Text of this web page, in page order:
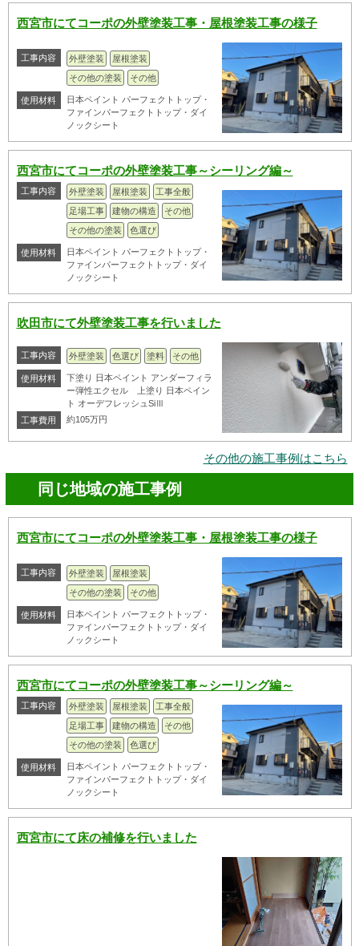
西宮市にてコーポの外壁塗装工事・屋根塗装工事の様子
工事内容 外壁塗装
屋根塗装
その他の塗装
その他
使用材料
日本ペイント パーフェクトトップ・
ファインパーフェクトトップ・ダイ
ノックシート
西宮市にてコーポの外壁塗装工事～シーリング編～
工事内容 外壁塗装 屋根塗装
工事全般
足場工事
建物の構造
その他
その他の塗装
色選び
使用材料
日本ペイント パーフェクトトップ・
ファインパーフェクトトップ・ダイ
ノックシート
吹田市にて外壁塗装工事を行いました
工事内容 外壁塗装 色選び 塗料 その他
使用材料
下塗り 日本ペイント アンダーフィラ
ー弾性エクセル 上塗り 日本ペイン
ト オーデフレッシュSiⅢ
工事費用
約105万円
その他の施工事例はこちら
同じ地域の施工事例
西宮市にてコーポの外壁塗装工事・屋根塗装工事の様子
工事内容 外壁塗装
屋根塗装
その他の塗装
その他
使用材料
日本ペイント パーフェクトトップ・
ファインパーフェクトトップ・ダイ
ノックシート
西宮市にてコーポの外壁塗装工事～シーリング編～
工事内容 外壁塗装 屋根塗装
工事全般
足場工事
建物の構造
その他
その他の塗装
色選び
使用材料
日本ペイント パーフェクトトップ・
ファインパーフェクトトップ・ダイ
ノックシート
西宮市にて床の補修を行いました